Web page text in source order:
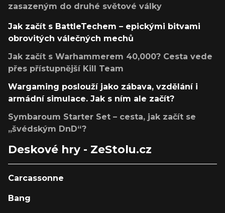
zasazeným do druhé světové války
Jak začít s BattleTechem – epickými bitvami
obrovitých válečných mechů
Jak začít s Warhammerem 40,000? Cesta vede
přes přístupnější Kill Team
Wargaming poslouží jako zábava, vzdělání i
armádní simulace. Jak s ním ale začít?
Symbaroum Starter Set – cesta, jak začít se
„švédským DnD“?
Deskové hry - ZeStolu.cz
Carcassonne
Bang